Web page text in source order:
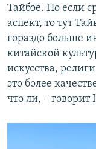
Тайбэе. Но если
аспект, то тут
гораздо больше
китайской
искусства,
это более
что ли, – говорит